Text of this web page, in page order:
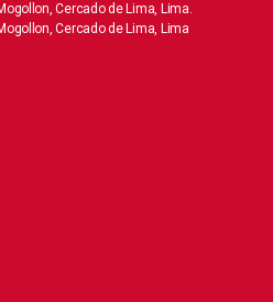
Cercado de Lima, Lima.
Cercado de Lima, Lima